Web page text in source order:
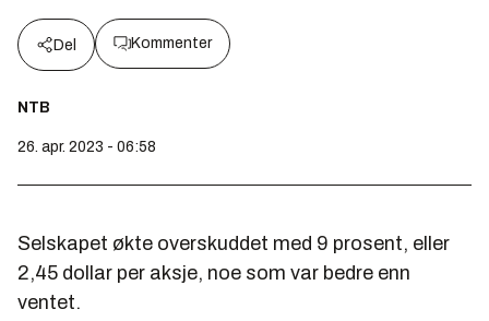
Del Kommenter
NTB
26. apr. 2023 - 06:58
Selskapet økte overskuddet med 9 prosent, eller
2,45 dollar per aksje, noe som var bedre enn
ventet.